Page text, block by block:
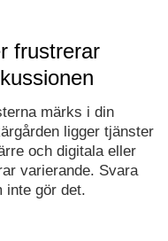
frustrerar
märks i din
ligger tjänster
och digitala eller
varierande. Svara
inte gör det.